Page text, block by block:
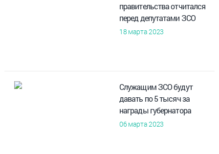
правительства отчитался
перед депутатами ЗСО
18 марта 2023
Служащим ЗСО будут
давать по 5 тысяч за
награды губернатора
06 марта 2023